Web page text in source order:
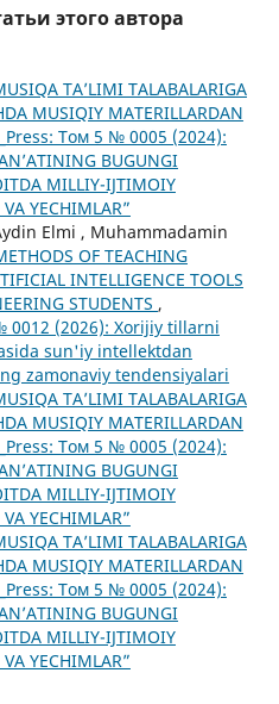
этого автора
TA’LIMI TALABALARIGA
MUSIQIY MATERILLARDAN
Том 5 № 0005 (2024):
BUGUNGI
MILLIY-IJTIMOIY
YECHIMLAR”
Elmi , Muhammadamin
OF TEACHING
INTELLIGENCE TOOLS
STUDENTS ,
0012 (2026): Xorijiy tillarni
sun'iy intellektdan
zamonaviy tendensiyalari
TA’LIMI TALABALARIGA
MUSIQIY MATERILLARDAN
Том 5 № 0005 (2024):
BUGUNGI
MILLIY-IJTIMOIY
YECHIMLAR”
TA’LIMI TALABALARIGA
MUSIQIY MATERILLARDAN
Том 5 № 0005 (2024):
BUGUNGI
MILLIY-IJTIMOIY
YECHIMLAR”